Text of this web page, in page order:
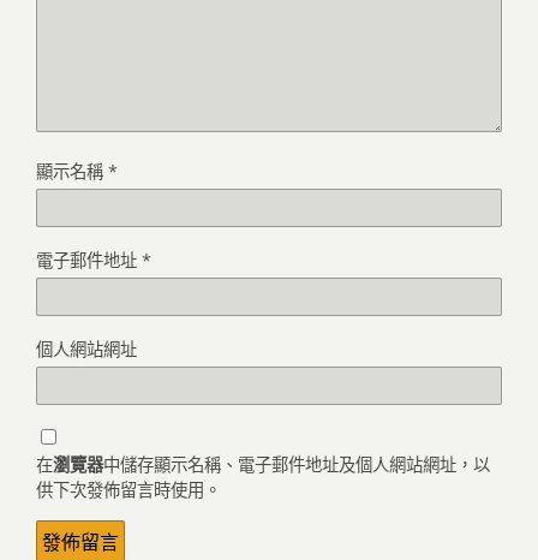
顯示名稱 *
電子郵件地址 *
個人網站網址
在瀏覽器中儲存顯示名稱、電子郵件地址及個人網站網址，以
供下次發佈留言時使用。